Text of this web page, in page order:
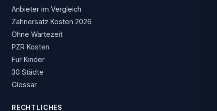
Anbieter im Vergleich
Zahnersatz Kosten 2026
Ohne Wartezeit
PZR Kosten
Für Kinder
30 Städte
Glossar
RECHTLICHES